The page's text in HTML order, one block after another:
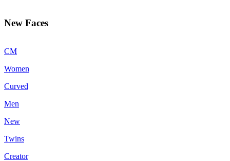
New Faces
CM
Women
Curved
Men
New
Twins
Creator